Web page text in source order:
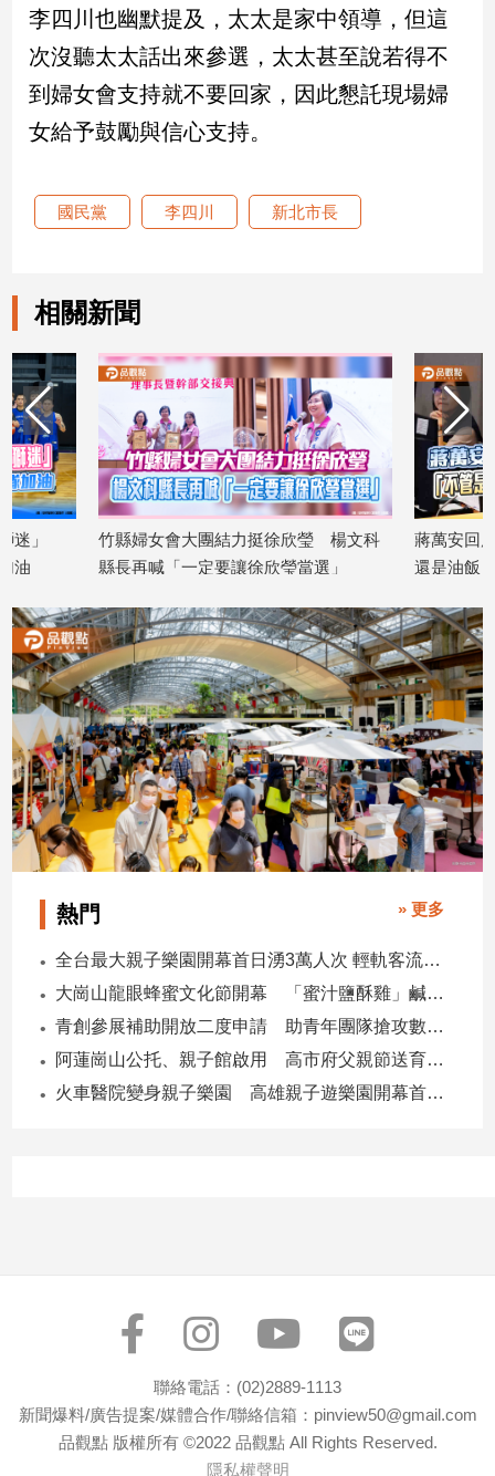
冠
病
毒
專
區
南
台
點
南
台
灣
觀
點
娛
娛
樂
星
聞
流
行/
時
尚
追
星
生
活
築/
室
設
健
李四川也幽默提及，太太是家中領導，但這
次沒聽太太話出來參選，太太甚至說若得不
到婦女會支持就不要回家，因此懇託現場婦
女給予鼓勵與信心支持。
國民黨 李四川 新北市長
相關新聞
竹縣婦女會大團結力挺徐欣瑩 楊文科
縣長再喊「一定要讓徐欣瑩當選」
蔣萬安回應遮簽名爭
還是油飯，我都很喜
熱門 » 更多
全台最大親子樂園開幕首日湧3萬人次 輕軌客流增20倍
大崗山龍眼蜂蜜文化節開幕 「蜜汁鹽酥雞」鹹甜跨界搶話題
青創參展補助開放二度申請 助青年團隊搶攻數位轉型商機
阿蓮崗山公托、親子館啟用 高市府父親節送育兒暖禮
火車醫院變身親子樂園 高雄親子遊樂園開幕首日爆棚
聯絡電話：(02)2889-1113
新聞爆料/廣告提案/媒體合作/聯絡信箱：pinview50@gmail.com
品觀點 版權所有 ©2022 品觀點 All Rights Reserved.
隱私權聲明